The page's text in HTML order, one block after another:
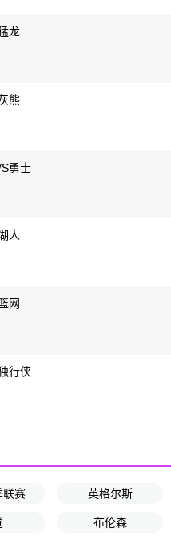
龙
熊
勇士
人
网
行侠
联赛 英格尔斯
布伦森